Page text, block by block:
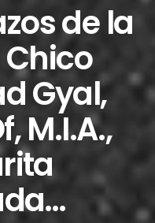
de la
Gyal,
M.I.A.,